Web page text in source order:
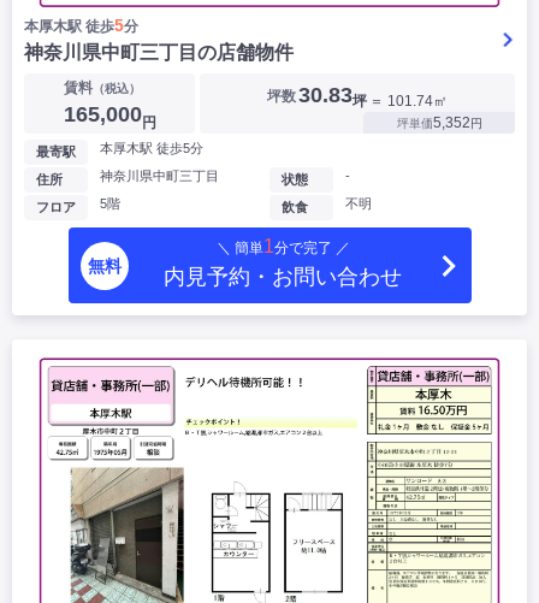
本厚木駅 徒歩5分
神奈川県中町三丁目の店舗物件
賃料（税込）
165,000円
坪数30.83坪 ＝ 101.74㎡
坪単価5,352円
最寄駅 本厚木駅 徒歩5分
住所 神奈川県中町三丁目
フロア 5階
状態 -
飲食 不明
無料
＼ 簡単1分で完了 ／
内見予約・お問い合わせ